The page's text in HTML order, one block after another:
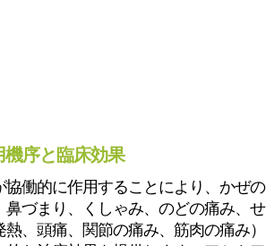
機序と臨床効果
協働的に作用することにより、かぜの
鼻づまり、くしゃみ、のどの痛み、せ
、頭痛、関節の痛み、筋肉の痛み）